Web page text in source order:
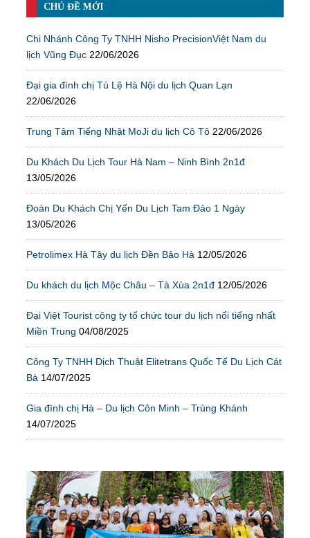
CHỦ ĐỀ MỚI
Chi Nhánh Công Ty TNHH Nisho PrecisionViệt Nam du
lịch Vũng Đục 22/06/2026
Đại gia đình chị Tú Lệ Hà Nội du lịch Quan Lạn
22/06/2026
Trung Tâm Tiếng Nhật MoJi du lịch Cô Tô 22/06/2026
Du Khách Du Lịch Tour Hà Nam – Ninh Bình 2n1đ
13/05/2026
Đoàn Du Khách Chị Yến Du Lịch Tam Đảo 1 Ngày
13/05/2026
Petrolimex Hà Tây du lịch Đền Bảo Hà 12/05/2026
Du khách du lịch Mộc Châu – Tà Xùa 2n1đ 12/05/2026
Đại Việt Tourist công ty tổ chức tour du lịch nổi tiếng nhất
Miền Trung 04/08/2025
Công Ty TNHH Dịch Thuật Elitetrans Quốc Tế Du Lịch Cát
Bà 14/07/2025
Gia đình chị Hà – Du lịch Côn Minh – Trùng Khánh
14/07/2025